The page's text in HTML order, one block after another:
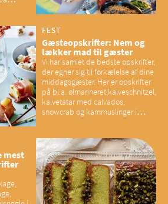
FEST
Gæsteopskrifter: Nem og
lækker mad til gæster
Vi har samlet de bedste opskrifter,
der egner sig til forkælelse af dine
middagsgæster. Her er opskrifter
på bl.a. ølmarineret kalveschnitzel,
kalvetatar med calvados,
snowcrab og kammuslinger i
mest